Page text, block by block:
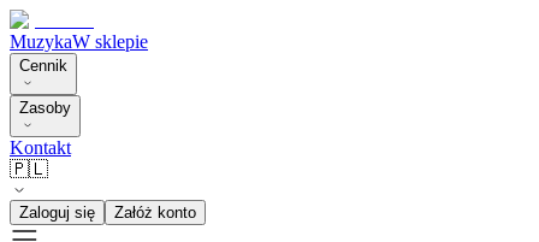
MuzykaW sklepie
Cennik
Zasoby
Kontakt
🇵🇱
Zaloguj się Załóż konto